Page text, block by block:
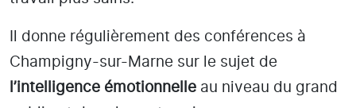
Il donne régulièrement des conférences à
Champigny-sur-Marne sur le sujet de
l’intelligence émotionnelle au niveau du grand